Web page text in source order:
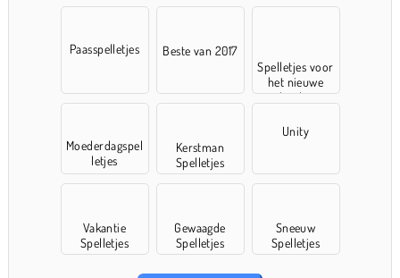
Paasspelletjes
Beste van 2017
Spelletjes voor
het nieuwe
schooljaar
Moederdagspel
letjes
Kerstman
Spelletjes
Unity
Vakantie
Spelletjes
Gewaagde
Spelletjes
Sneeuw
Spelletjes